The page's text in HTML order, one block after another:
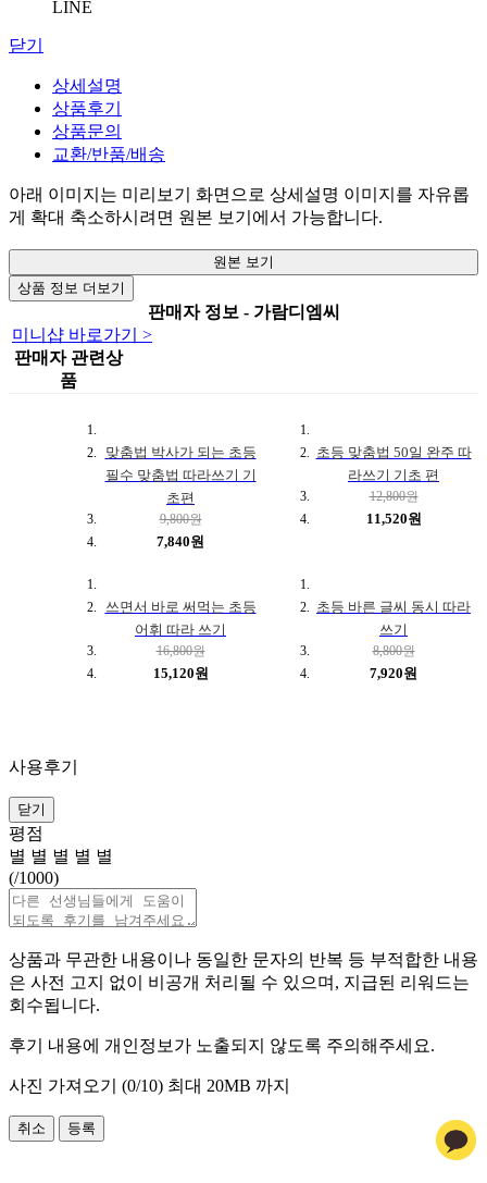
LINE
닫기
상세설명
상품후기
상품문의
교환/반품/배송
아래 이미지는 미리보기 화면으로 상세설명 이미지를 자유롭
게 확대 축소하시려면 원본 보기에서 가능합니다.
원본 보기
상품 정보 더보기
판매자 정보 - 가람디엠씨
미니샵 바로가기 >
판매자 관련상
품
맞춤법 박사가 되는 초등
필수 맞춤법 따라쓰기 기
초편
9,800원
7,840원
초등 맞춤법 50일 완주 따
라쓰기 기초 편
12,800원
11,520원
쓰면서 바로 써먹는 초등
어휘 따라 쓰기
16,800원
15,120원
초등 바른 글씨 동시 따라
쓰기
8,800원
7,920원
사용후기
닫기
평점
별 별 별 별 별
(/1000)
상품과 무관한 내용이나 동일한 문자의 반복 등 부적합한 내용
은 사전 고지 없이 비공개 처리될 수 있으며, 지급된 리워드는
회수됩니다.
후기 내용에 개인정보가 노출되지 않도록 주의해주세요.
사진 가져오기 (0/10) 최대 20MB 까지
취소 등록